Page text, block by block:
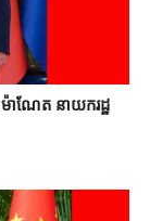
ណែត នាយករដ្ឋ